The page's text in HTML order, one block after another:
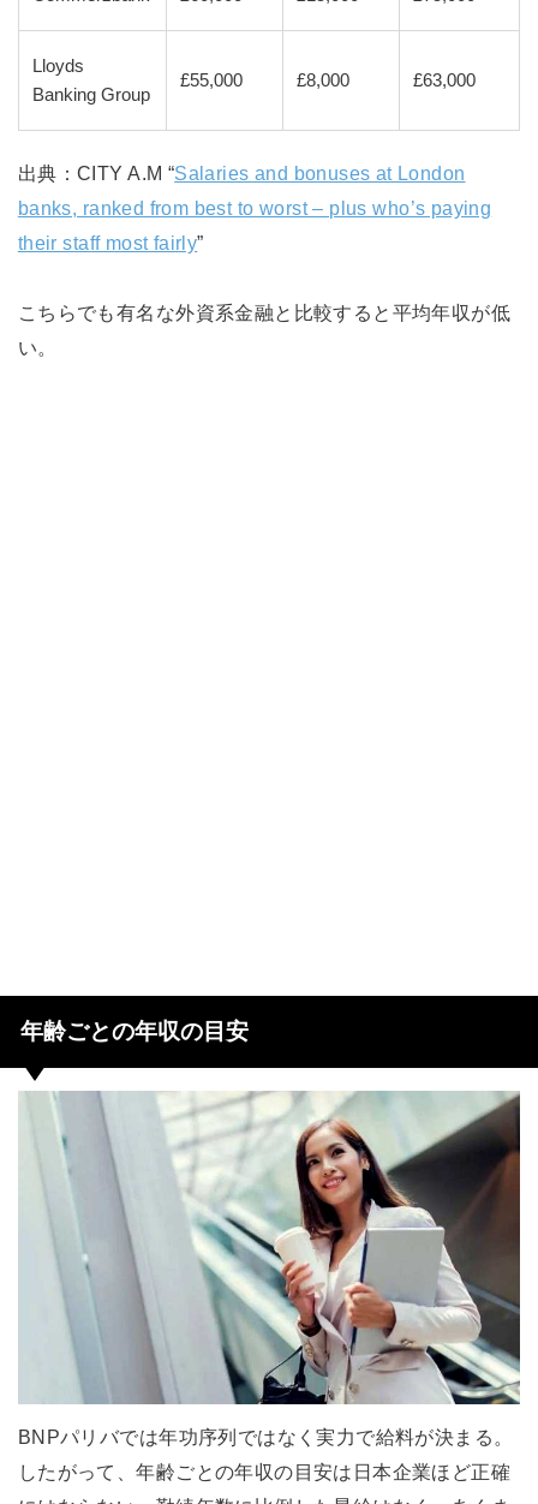
Lloyds
Banking Group
£55,000 £8,000 £63,000
出典：CITY A.M “Salaries and bonuses at London
banks, ranked from best to worst – plus who’s paying
their staff most fairly”
こちらでも有名な外資系金融と比較すると平均年収が低
い。
年齢ごとの年収の目安
BNPパリバでは年功序列ではなく実力で給料が決まる。
したがって、年齢ごとの年収の目安は日本企業ほど正確